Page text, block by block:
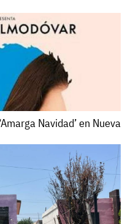
Navidad’ en Nueva